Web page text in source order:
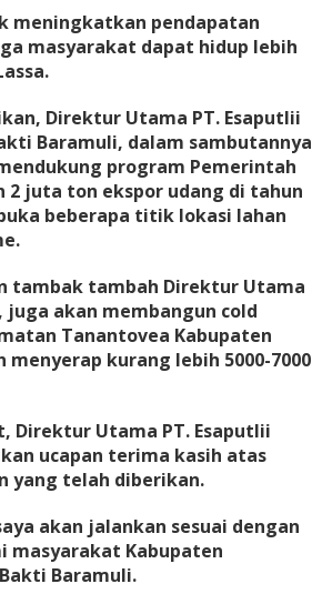
meningkatkan pendapatan
masyarakat dapat hidup lebih
Direktur Utama PT. Esaputlii
Baramuli, dalam sambutannya
program Pemerintah
juta ton ekspor udang di tahun
beberapa titik lokasi lahan
tambak tambah Direktur Utama
juga akan membangun cold
Tanantovea Kabupaten
kurang lebih 5000-7000
Direktur Utama PT. Esaputlii
ucapan terima kasih atas
yang telah diberikan.
akan jalankan sesuai dengan
masyarakat Kabupaten
Baramuli.